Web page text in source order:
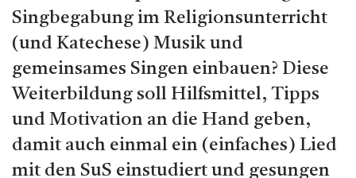
Singbegabung im Religionsunterricht
(und Katechese) Musik und
gemeinsames Singen einbauen? Diese
Weiterbildung soll Hilfsmittel, Tipps
und Motivation an die Hand geben,
damit auch einmal ein (einfaches) Lied
mit den SuS einstudiert und gesungen